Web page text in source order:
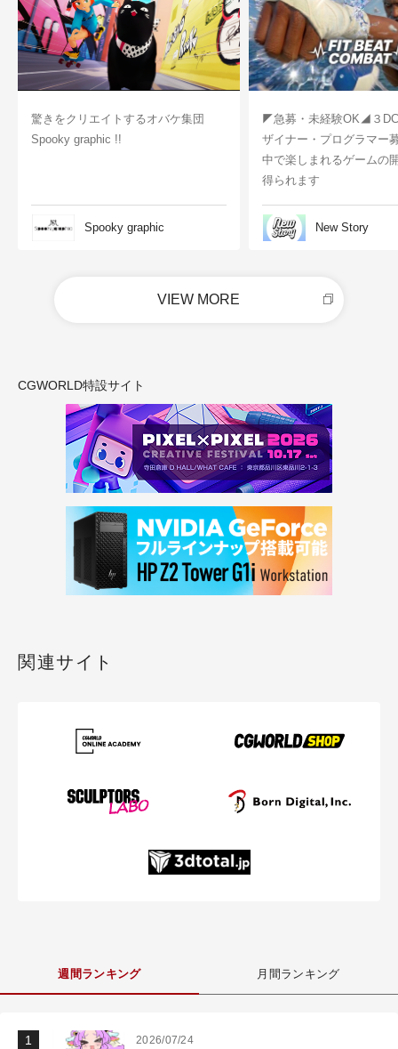
驚きをクリエイトするオバケ集団
Spooky graphic !!
Spooky graphic
◤急募・未経験OK◢３
ザイナー・プログラマー
中で楽しまれるゲームの
得られます
New Story
VIEW MORE
CGWORLD特設サイト
関連サイト
週間ランキング 月間ランキング
2026/07/24